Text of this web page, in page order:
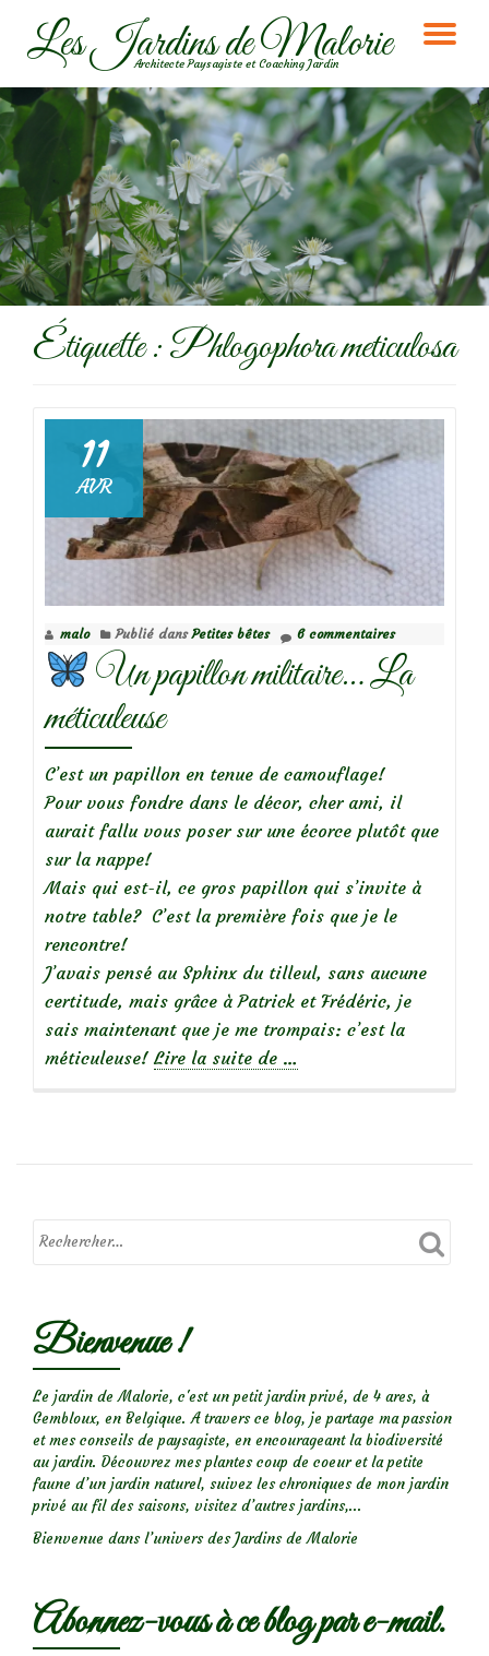
Aller
contenu
LA
Les Jardins de Malorie
Architecte Paysagiste et Coaching Jardin
Étiquette :Phlogophora meticulosa
11
AVR
malo Publié dansPetites bêtes 6 commentaires
Un papillon militaire… La
méticuleuse
C’est un papillon en tenue de camouflage!
Pour vous fondre dans le décor, cher ami, il
aurait fallu vous poser sur une écorce plutôt que
sur la nappe!
Mais qui est-il, ce gros papillon qui s’invite à
notre table? C’est la première fois que je le
rencontre!
J’avais pensé au Sphinx du tilleul, sans aucune
certitude, mais grâce à Patrick et Frédéric, je
sais maintenant que je me trompais: c’est la
méticuleuse! Lire la suite de
Un
militaire…
…
Bienvenue !
Le jardin de Malorie, c'est un petit jardin privé, de 4 ares, à
Gembloux, en Belgique. A travers ce blog, je partage ma passion
et mes conseils de paysagiste, en encourageant la biodiversité
au jardin. Découvrez mes plantes coup de coeur et la petite
faune d’un jardin naturel, suivez les chroniques de mon jardin
privé au fil des saisons, visitez d’autres jardins,...
Bienvenue dans l’univers des Jardins de Malorie
Abonnez-vous à ce blog par e-mail.